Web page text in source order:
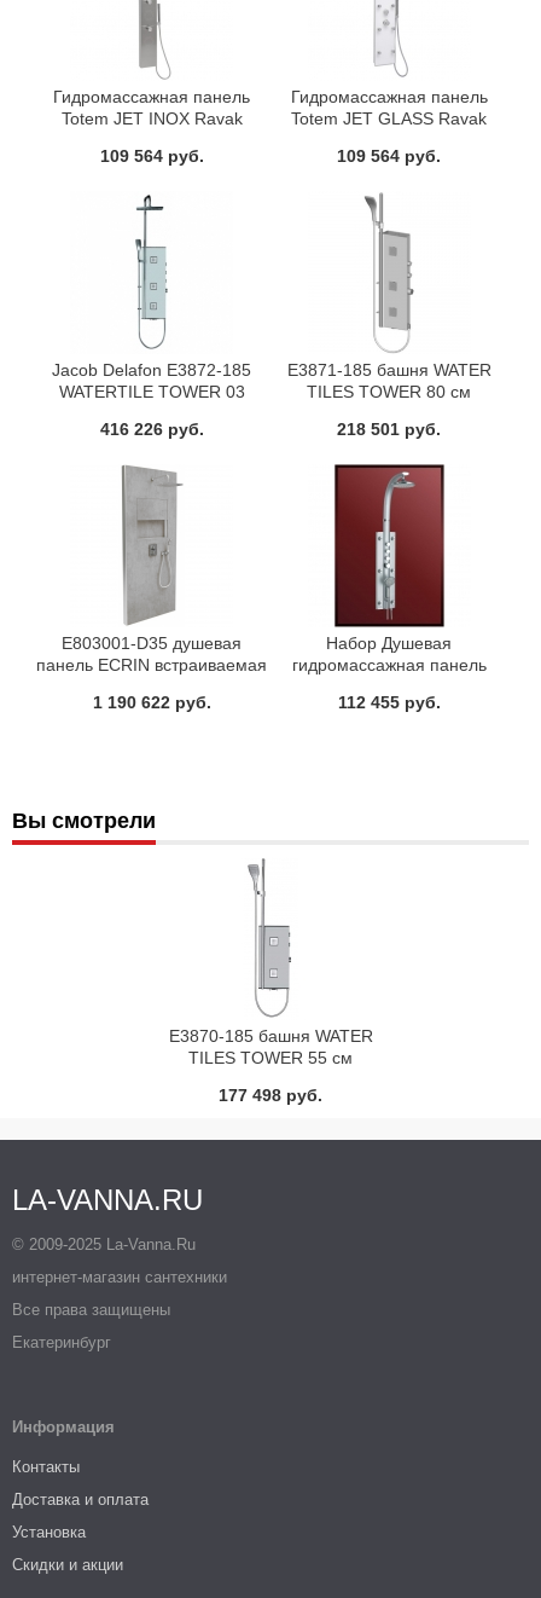
Гидpомассажная панель
Totem JET INOX Ravak
109 564 руб.
Гидpомассажная панель
Totem JET GLASS Ravak
109 564 руб.
Jacob Delafon E3872-185
WATERTILE TOWER 03
416 226 руб.
E3871-185 башня WATER
TILES TOWER 80 см
218 501 руб.
E803001-D35 душевая
панель ECRIN встраиваемая
квадратный (облачно серый)
1 190 622 руб.
Набор Душевая
гидромассажная панель
Средство для очистки санф.
112 455 руб.
Вы смотрели
E3870-185 башня WATER
TILES TOWER 55 см
177 498 руб.
LA-VANNA.RU
© 2009-2025 La-Vanna.Ru
интернет-магазин сантехники
Все права защищены
Екатеринбург
Информация
Контакты
Доставка и оплата
Установка
Скидки и акции